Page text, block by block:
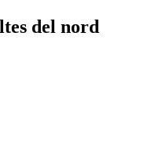
del nord